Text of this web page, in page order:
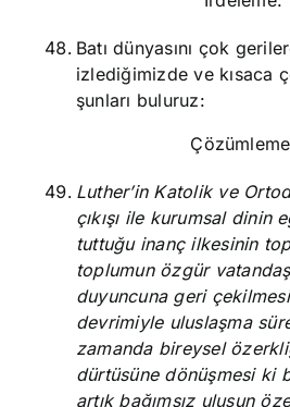
Batı dünyasını çok
izlediğimizde ve kısaca
şunları buluruz:
Luther’in Katolik ve
çıkışı ile kurumsal dinin
tuttuğu inanç ilkesinin
toplumun özgür
duyuncuna geri
devrimiyle uluslaşma
zamanda bireysel
dürtüsüne dönüşmesi ki
artık bağımsız ulusun